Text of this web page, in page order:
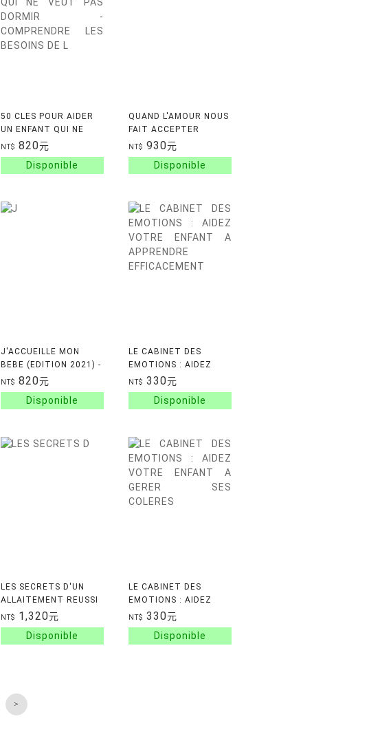
50 CLES POUR AIDER
UN ENFANT QUI NE
VEUT PAS DORMIR -
COMPRENDRE LES
BESOINS DE L'ENFANT,
NT$ 820元
QUAND L'AMOUR NOUS
FAIT ACCEPTER
L'INACCEPTABLE - LA
DEPENDANCE
AFFECTIVE REND-ELLE
NT$ 930元
J'ACCUEILLE MON
BEBE (EDITION 2021) -
SE FAIRE CONFIANCE,
SE RENCONTRER,
CREER DU LIEN
NT$ 820元
LE CABINET DES
EMOTIONS : AIDEZ
VOTRE ENFANT A
APPRENDRE
EFFICACEMENT
NT$ 330元
LES SECRETS D'UN
ALLAITEMENT REUSSI
NT$ 1,320元
LE CABINET DES
EMOTIONS : AIDEZ
VOTRE ENFANT A
GERER SES COLERES
NT$ 330元
>